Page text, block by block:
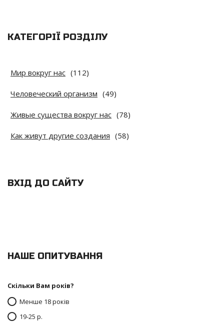
КАТЕГОРІЇ РОЗДІЛУ
Мир вокруг нас (112)
Человеческий организм (49)
Живые существа вокруг нас (78)
Как живут другие создания (58)
ВХІД ДО САЙТУ
НАШЕ ОПИТУВАННЯ
Скільки Вам років?
Менше 18 років
19-25 р.